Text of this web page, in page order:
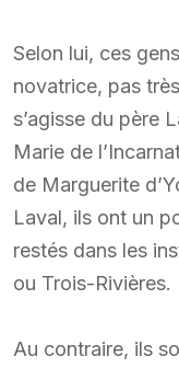
Selon lui, ces
novatrice, pas
s’agisse du père
Marie de
de Marguerite
Laval, ils ont un
restés dans les
ou Trois-Rivières.
Au contraire, ils